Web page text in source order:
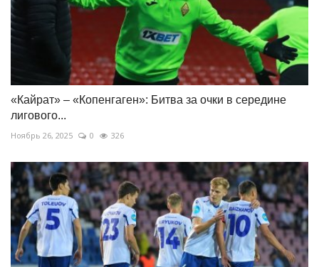
«Кайрат» – «Копенгаген»: Битва за очки в середине
лигового...
Ноябрь 26, 2025 0 326